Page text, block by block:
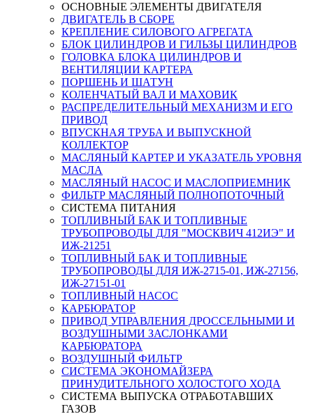
ОСНОВНЫЕ ЭЛЕМЕНТЫ ДВИГАТЕЛЯ
ДВИГАТЕЛЬ В СБОРЕ
КРЕПЛЕНИЕ СИЛОВОГО АГРЕГАТА
БЛОК ЦИЛИНДРОВ И ГИЛЬЗЫ ЦИЛИНДРОВ
ГОЛОВКА БЛОКА ЦИЛИНДРОВ И
ВЕНТИЛЯЦИИ КАРТЕРА
ПОРШЕНЬ И ШАТУН
КОЛЕНЧАТЫЙ ВАЛ И МАХОВИК
РАСПРЕДЕЛИТЕЛЬНЫЙ МЕХАНИЗМ И ЕГО
ПРИВОД
ВПУСКНАЯ ТРУБА И ВЫПУСКНОЙ
КОЛЛЕКТОР
МАСЛЯНЫЙ КАРТЕР И УКАЗАТЕЛЬ УРОВНЯ
МАСЛА
МАСЛЯНЫЙ НАСОС И МАСЛОПРИЕМНИК
ФИЛЬТР МАСЛЯНЫЙ ПОЛНОПОТОЧНЫЙ
СИСТЕМА ПИТАНИЯ
ТОПЛИВНЫЙ БАК И ТОПЛИВНЫЕ
ТРУБОПРОВОДЫ ДЛЯ "МОСКВИЧ 412ИЭ" И
ИЖ-21251
ТОПЛИВНЫЙ БАК И ТОПЛИВНЫЕ
ТРУБОПРОВОДЫ ДЛЯ ИЖ-2715-01, ИЖ-27156,
ИЖ-27151-01
ТОПЛИВНЫЙ НАСОС
КАРБЮРАТОР
ПРИВОД УПРАВЛЕНИЯ ДРОССЕЛЬНЫМИ И
ВОЗДУШНЫМИ ЗАСЛОНКАМИ
КАРБЮРАТОРА
ВОЗДУШНЫЙ ФИЛЬТР
СИСТЕМА ЭКОНОМАЙЗЕРА
ПРИНУДИТЕЛЬНОГО ХОЛОСТОГО ХОДА
СИСТЕМА ВЫПУСКА ОТРАБОТАВШИХ
ГАЗОВ